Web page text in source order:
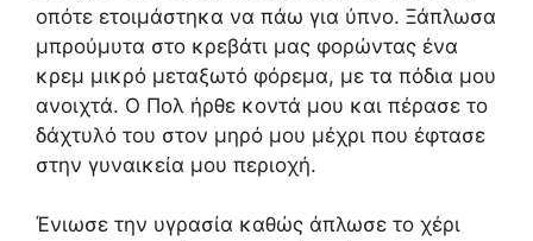
οπότε ετοιμάστηκα να πάω για ύπνο. Ξάπλωσα
μπρούμυτα στο κρεβάτι μας φορώντας ένα
κρεμ μικρό μεταξωτό φόρεμα, με τα πόδια μου
ανοιχτά. Ο Πολ ήρθε κοντά μου και πέρασε το
δάχτυλό του στον μηρό μου μέχρι που έφτασε
στην γυναικεία μου περιοχή.
Ένιωσε την υγρασία καθώς άπλωσε το χέρι